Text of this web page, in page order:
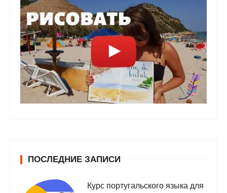
ПОСЛЕДНИЕ ЗАПИСИ
Курс португальского языка для